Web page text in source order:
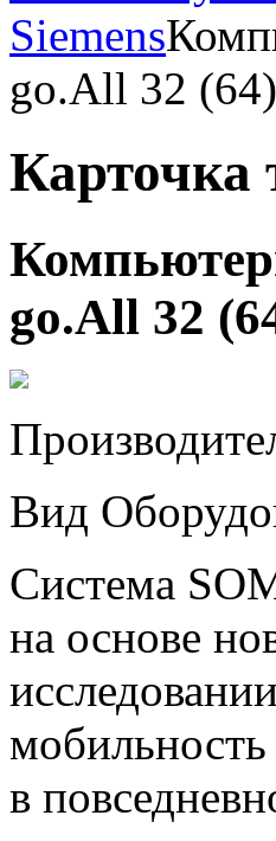
Siemens
go.All 32 (64)
Карточка
go.All 32
Вид
Система
на основе
мобильность
в